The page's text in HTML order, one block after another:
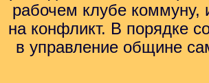
рабочем клубе коммуну,
на конфликт. В порядке
в управление общине